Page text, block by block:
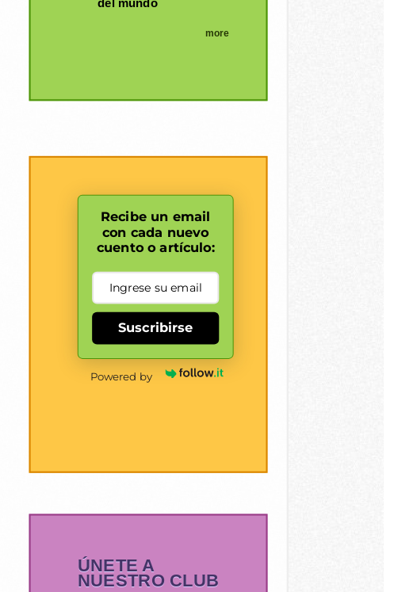
more
Recibe un email
con cada nuevo
cuento o artículo:
Suscribirse
Powered by
ÚNETE A
NUESTRO CLUB